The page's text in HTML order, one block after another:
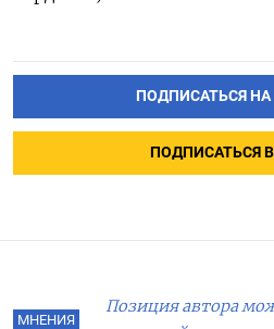
ПОДПИСАТЬСЯ НА
ПОДПИСАТЬСЯ В
МНЕНИЯ
Позиция автора